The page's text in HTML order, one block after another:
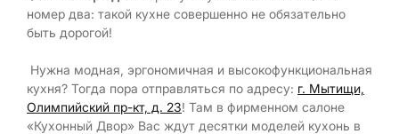
номер два: такой кухне совершенно не обязательно
быть дорогой!
Нужна модная, эргономичная и высокофункциональная
кухня? Тогда пора отправляться по адресу: г. Мытищи,
Олимпийский пр-кт, д. 23! Там в фирменном салоне
«Кухонный Двор» Вас ждут десятки моделей кухонь в